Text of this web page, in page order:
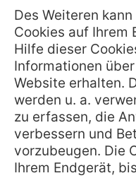
Des Weiteren
Cookies auf Ihrem
Hilfe dieser
Informationen
Website erhalten.
werden u. a.
zu erfassen, die
verbessern und
vorzubeugen. Die
Ihrem Endgerät,